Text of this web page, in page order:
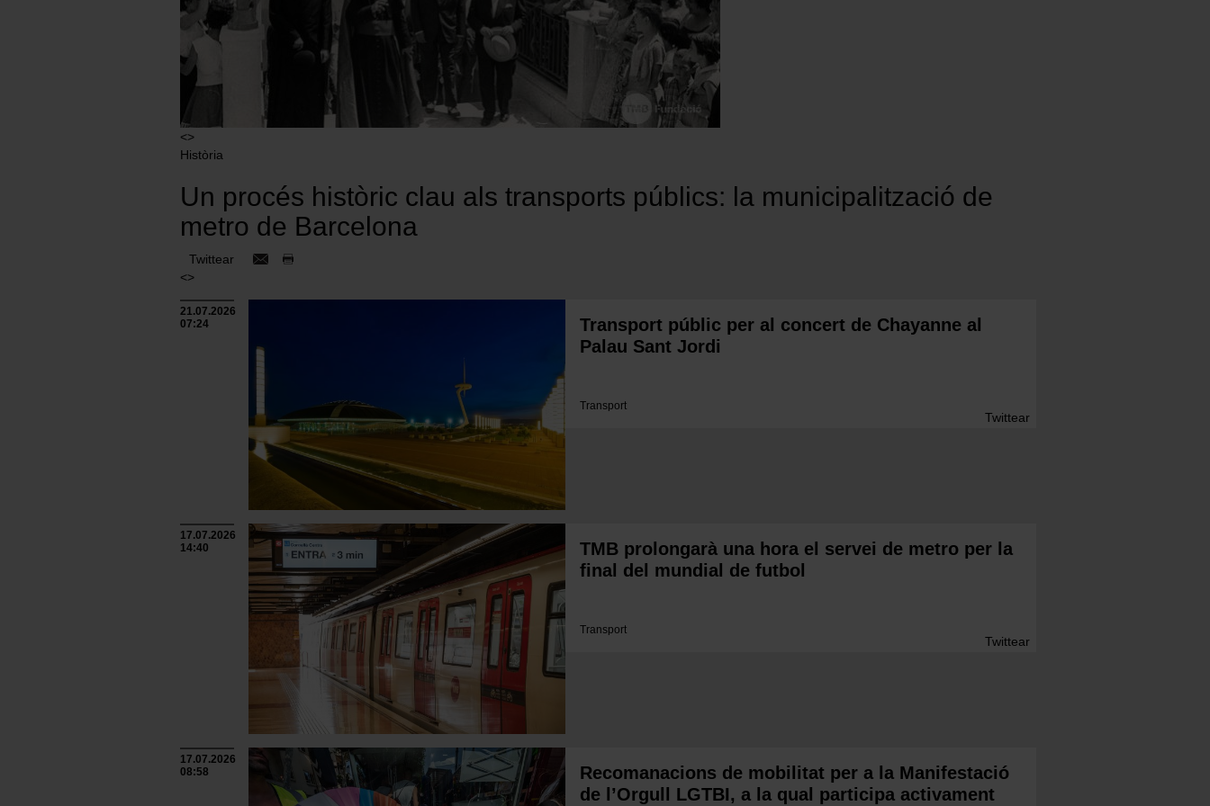
<>
Història
Un procés històric clau als transports públics: la municipalització de
metro de Barcelona
Twittear
<>
21.07.2026
07:24
Transport públic per al concert de Chayanne al
Palau Sant Jordi
Transport
Twittear
17.07.2026
14:40
TMB prolongarà una hora el servei de metro per la
final del mundial de futbol
Transport
Twittear
17.07.2026
08:58
Recomanacions de mobilitat per a la Manifestació
de l’Orgull LGTBI, a la qual participa activament